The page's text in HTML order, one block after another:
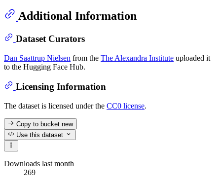
Additional Information
Dataset Curators
Dan Saattrup Nielsen from the The Alexandra Institute uploaded it
to the Hugging Face Hub.
Licensing Information
The dataset is licensed under the CC0 license.
Copy to bucketnew
Use this dataset
Downloads last month
269